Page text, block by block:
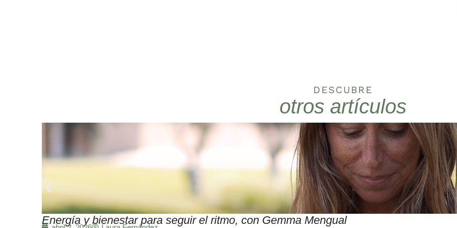
DESCUBRE
otros artículos
Energía y bienestar para seguir el ritmo, con Gemma Mengual